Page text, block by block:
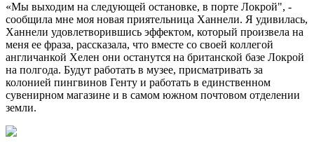
«Мы выходим на следующей остановке, в порте Локрой", -
сообщила мне моя новая приятельница Ханнели. Я удивилась,
Ханнели удовлетворившись эффектом, который произвела на
меня ее фраза, рассказала, что вместе со своей коллегой
англичанкой Хелен они останутся на британской базе Локрой
на полгода. Будут работать в музее, присматривать за
колонией пингвинов Генту и работать в единственном
сувенирном магазине и в самом южном почтовом отделении
земли.